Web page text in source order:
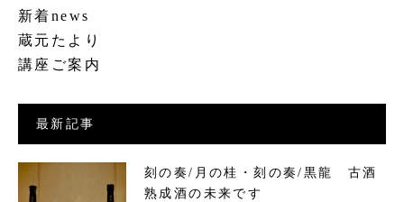
新着news
蔵元たより
講座ご案内
最新記事
刻の奏/月の桂・刻の奏/黒龍 古酒
熟成酒の未来です